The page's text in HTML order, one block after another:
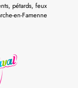
pétards, feux
en-Famenne